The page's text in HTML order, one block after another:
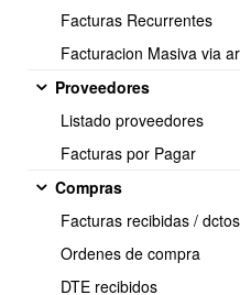
Facturas Recurrentes
Facturacion Masiva via
Proveedores
Listado proveedores
Facturas por Pagar
Compras
Facturas recibidas /
Ordenes de compra
DTE recibidos
Seleccionar la pestañaOtras